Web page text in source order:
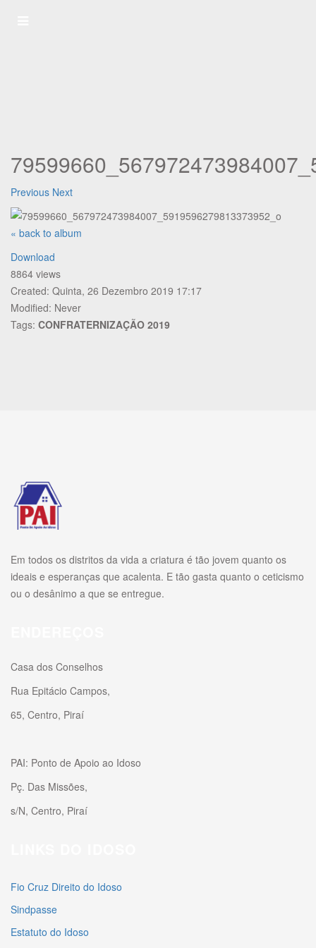
Previous Next
« back to album
Download
8864 views
Created: Quinta, 26 Dezembro 2019 17:17
Modified: Never
Tags: CONFRATERNIZAÇÃO 2019
Em todos os distritos da vida a criatura é tão jovem quanto os
ideais e esperanças que acalenta. E tão gasta quanto o ceticismo
ou o desânimo a que se entregue.
Casa dos Conselhos
Rua Epitácio Campos,
65, Centro, Piraí
PAI: Ponto de Apoio ao Idoso
Pç. Das Missões,
s/N, Centro, Piraí
Fio Cruz Direito do Idoso
Sindpasse
Estatuto do Idoso